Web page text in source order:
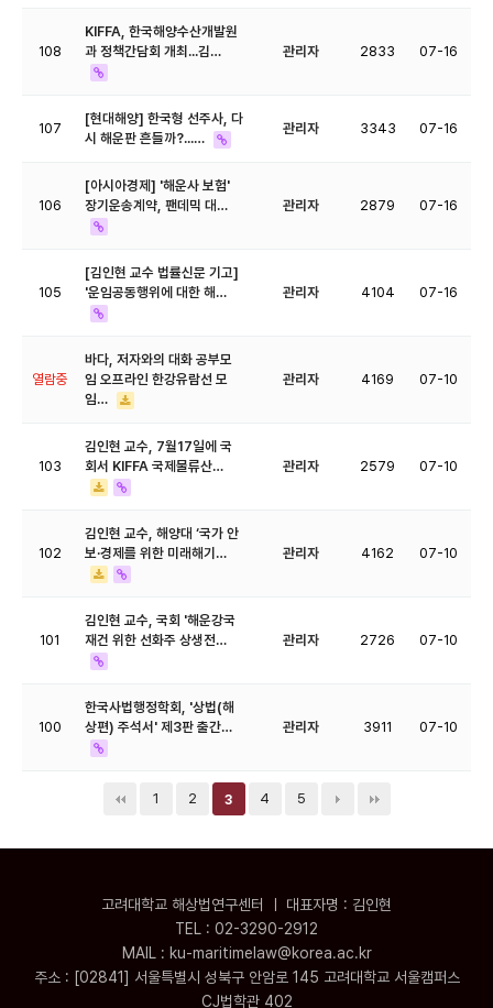
108
KIFFA, 한국해양수산개발원
과 정책간담회 개최...김…
관리자 2833 07-16
107
[현대해양] 한국형 선주사, 다
시 해운판 흔들까?...…
관리자 3343 07-16
106
[아시아경제] '해운사 보험'
장기운송계약, 팬데믹 대…
관리자 2879 07-16
105
[김인현 교수 법률신문 기고]
'운임공동행위에 대한 해…
관리자 4104 07-16
열람중
바다, 저자와의 대화 공부모
임 오프라인 한강유람선 모
임…
관리자 4169 07-10
103
김인현 교수, 7월17일에 국
회서 KIFFA 국제물류산…
관리자 2579 07-10
102
김인현 교수, 해양대 ‘국가 안
보·경제를 위한 미래해기…
관리자 4162 07-10
101
김인현 교수, 국회 '해운강국
재건 위한 선화주 상생전…
관리자 2726 07-10
100
한국사법행정학회, '상법(해
상편) 주석서' 제3판 출간…
관리자 3911 07-10
1 2 3 4 5
고려대학교 해상법연구센터 ㅣ 대표자명 : 김인현
TEL : 02-3290-2912
MAIL : ku-maritimelaw@korea.ac.kr
주소 : [02841] 서울특별시 성북구 안암로 145 고려대학교 서울캠퍼스
CJ법학관 402